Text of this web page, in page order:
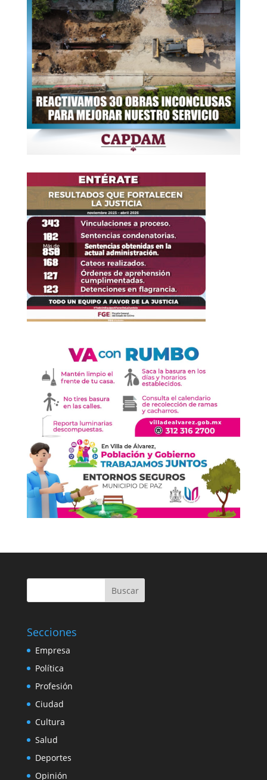
Buscar
Secciones
Empresa
Política
Profesión
Ciudad
Cultura
Salud
Deportes
Opinión